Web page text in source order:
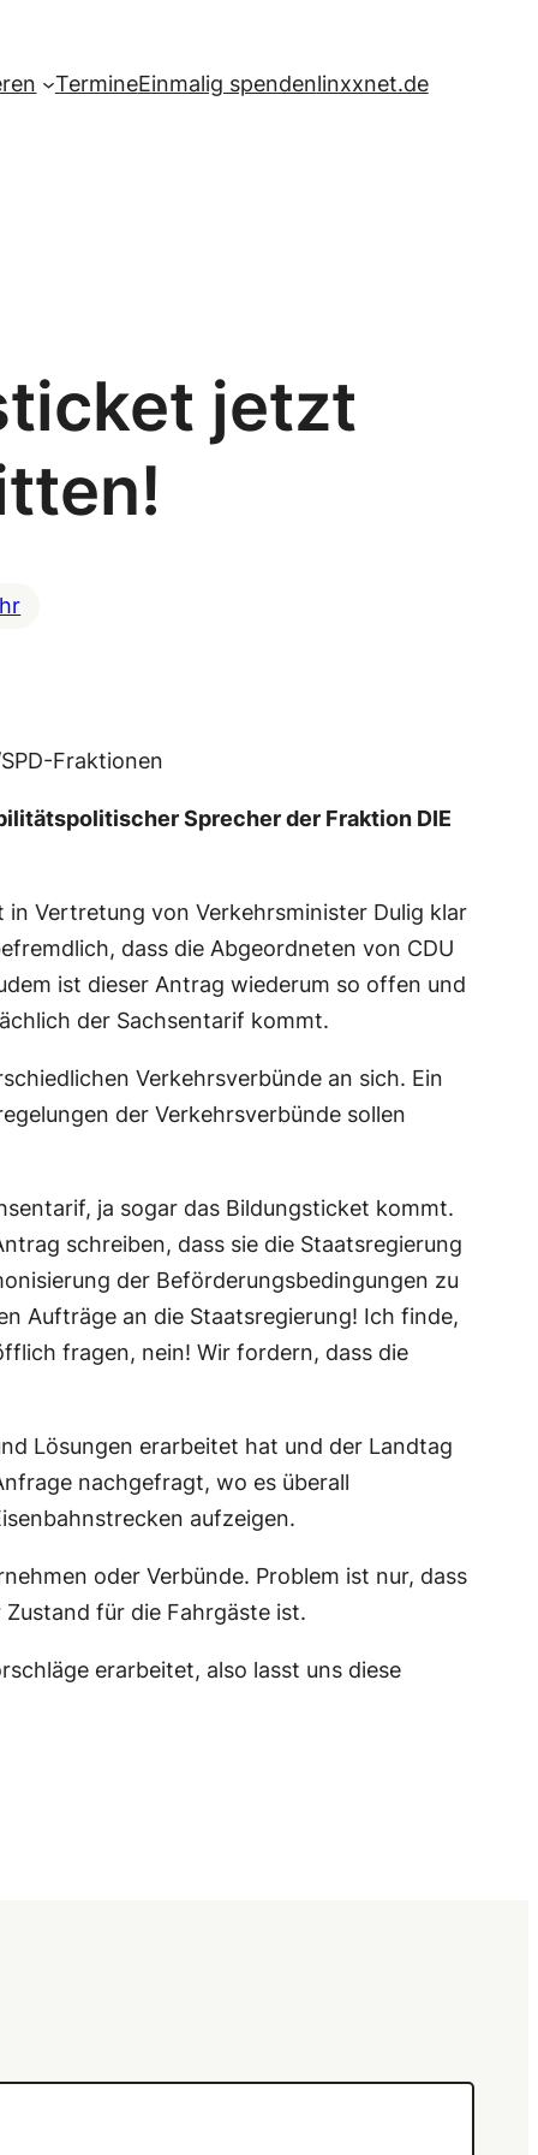
TermineEinmalig spendenlinxxnet.de
jetzt
Fraktionen
Sprecher der Fraktion DIE
Vertretung von Verkehrsminister Dulig klar
dass die Abgeordneten von CDU
ist dieser Antrag wiederum so offen und
der Sachsentarif kommt.
Verkehrsverbünde an sich. Ein
der Verkehrsverbünde sollen
ja sogar das Bildungsticket kommt.
schreiben, dass sie die Staatsregierung
der Beförderungsbedingungen zu
Aufträge an die Staatsregierung! Ich finde,
fragen, nein! Wir fordern, dass die
Lösungen erarbeitet hat und der Landtag
nachgefragt, wo es überall
aufzeigen.
oder Verbünde. Problem ist nur, dass
für die Fahrgäste ist.
erarbeitet, also lasst uns diese